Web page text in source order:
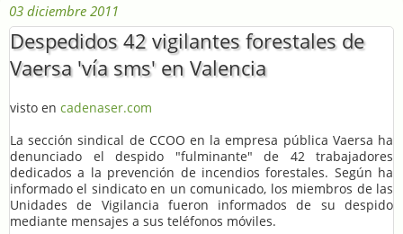
03 diciembre 2011
Despedidos 42 vigilantes forestales de
Vaersa 'vía sms' en Valencia
visto en cadenaser.com
La sección sindical de CCOO en la empresa pública Vaersa ha
denunciado el despido "fulminante" de 42 trabajadores
dedicados a la prevención de incendios forestales. Según ha
informado el sindicato en un comunicado, los miembros de las
Unidades de Vigilancia fueron informados de su despido
mediante mensajes a sus teléfonos móviles.